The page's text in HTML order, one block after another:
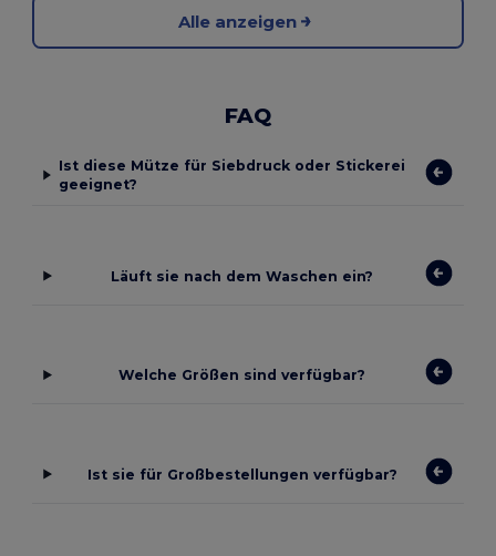
Alle anzeigen
FAQ
Ist diese Mütze für Siebdruck oder Stickerei
geeignet?
Läuft sie nach dem Waschen ein?
Welche Größen sind verfügbar?
Ist sie für Großbestellungen verfügbar?